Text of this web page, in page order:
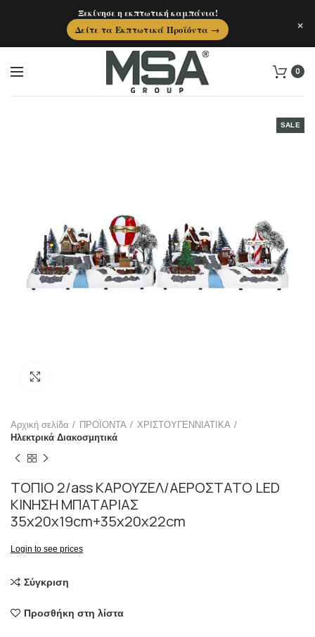
0
SALE
Αρχική σελίδα ΠΡΟΪΟΝΤΑ
ΧΡΙΣΤΟΥΓΕΝΝΙΑΤΙΚΑ
Ηλεκτρικά Διακοσμητικά
ΤΟΠΙΟ 2/ass ΚΑΡΟΥΖΕΛ/ΑΕΡΟΣΤΑΤΟ LED
ΚΙΝΗΣΗ ΜΠΑΤΑΡΙΑΣ
35x20x19cm+35x20x22cm
Login to see prices
Σύγκριση
Προσθήκη στη λίστα
Ξεκίνησε η εκπτωτική καμπάνια!
Δείτε τα Εκπτωτικά Προϊόντα →
×